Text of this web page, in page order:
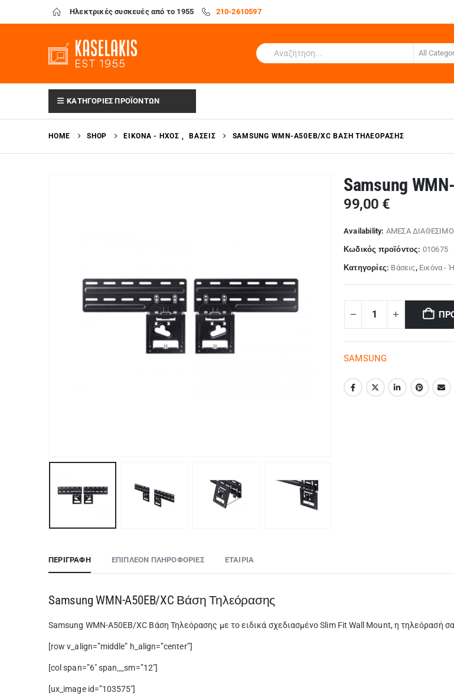
Ηλεκτρικές συσκευές από το 1955 210-2610597
All
ΚΑΤΗΓΟΡΙΕΣ ΠΡΟΪΟΝΤΩΝ
HOME SHOP ΕΙΚΌΝΑ - ΉΧΟΣ , ΒΆΣΕΙΣ SAMSUNG WMN-A50EB/XC ΒΆΣΗ ΤΗΛΕΌΡΑΣΗΣ
Samsung
99,00 €
Availability: ΑΜΕΣΑ ΔΙΑΘΕΣΙΜΟ
Κωδικός προϊόντος: 010675
Κατηγορίες: Βάσεις, Εικόνα -
SAMSUNG
ΠΕΡΙΓΡΑΦΉ ΕΠΙΠΛΈΟΝ ΠΛΗΡΟΦΟΡΊΕΣ ΕΤΑΙΡΊΑ
Samsung WMN-A50EB/XC Βάση Τηλεόρασης
Samsung WMN-A50EB/XC Βάση Τηλεόρασης με το ειδικά σχεδιασμένο Slim Fit Wall Mount, η τηλεόρασή
[row v_align=”middle” h_align=”center”]
[col span=”6″ span__sm=”12″]
[ux_image id=”103575″]